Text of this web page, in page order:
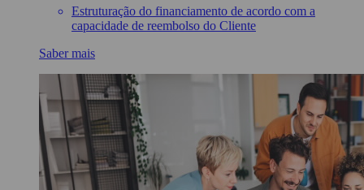
Estruturação do financiamento de acordo com a
capacidade de reembolso do Cliente
Saber mais